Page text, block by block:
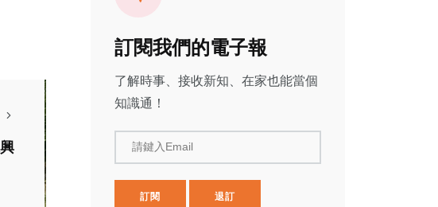
訂閱我們的電子報
了解時事、接收新知、在家也能當個
知識通！
請鍵入Email
訂閱 退訂